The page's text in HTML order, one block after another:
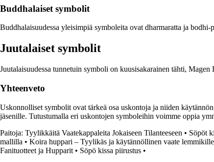
Buddhalaiset symbolit
Buddhalaisuudessa yleisimpiä symboleita ovat dharmaratta ja
Juutalaiset symbolit
Juutalaisuudessa tunnetuin symboli on kuusisakarainen tähti,
Yhteenveto
Uskonnolliset symbolit ovat tärkeä osa uskontoja ja niiden
jäsenille. Tutustumalla eri uskontojen symboleihin voimme oppia
Paitoja: Tyylikkäitä Vaatekappaleita Jokaiseen Tilanteeseen • Söpöt
mallilla • Koira huppari – Tyylikäs ja käytännöllinen vaate
Fanituotteet ja Hupparit • Söpö kissa piirustus •